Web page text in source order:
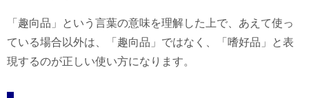
「趣向品」という言葉の意味を理解した上で、あえて使っ
ている場合以外は、「趣向品」ではなく、「嗜好品」と表
現するのが正しい使い方になります。